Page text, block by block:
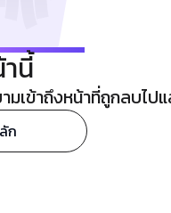
นี้
เข้าถึงหน้าที่ถูกลบไป
ก